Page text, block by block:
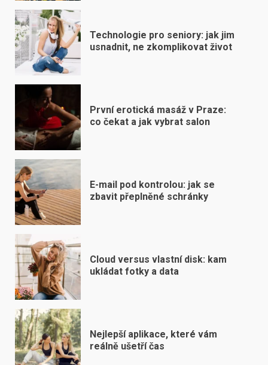
Technologie pro seniory: jak jim
usnadnit, ne zkomplikovat život
První erotická masáž v Praze:
co čekat a jak vybrat salon
E-mail pod kontrolou: jak se
zbavit přeplněné schránky
Cloud versus vlastní disk: kam
ukládat fotky a data
Nejlepší aplikace, které vám
reálně ušetří čas